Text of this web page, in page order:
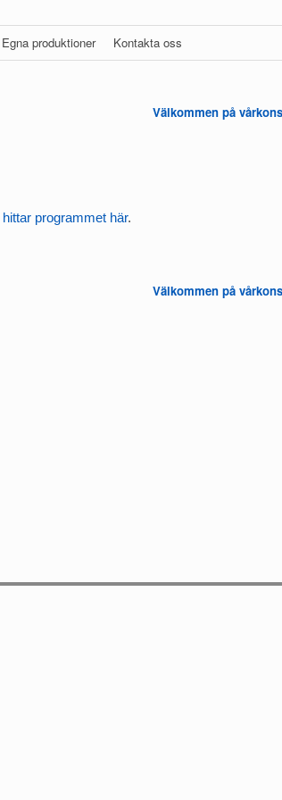
Egna produktioner Kontakta oss
Välkommen på
hittar programmet här.
Välkommen på